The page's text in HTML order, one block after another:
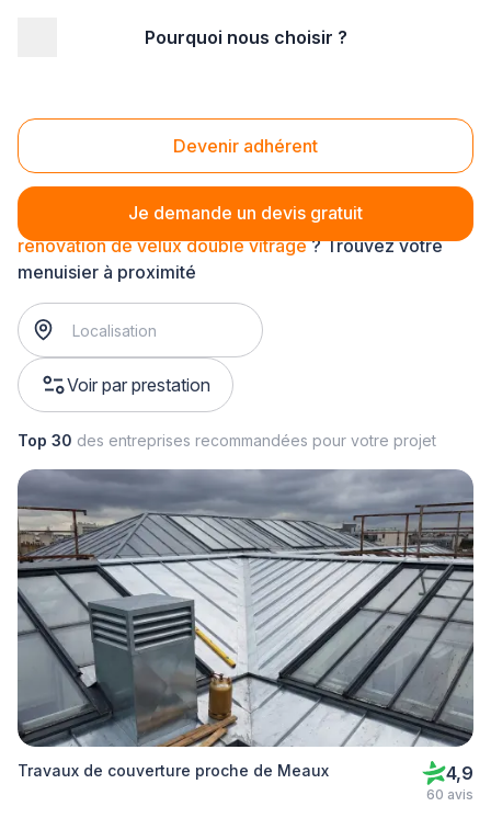
Pourquoi nous choisir ?
Devenir adhérent
Je demande un devis gratuit
Rénovation de velux double vitrage
rénovation de velux double vitrage? Trouvez votre
menuisier à proximité
Voir par prestation
Top 30 des entreprises recommandées pour votre projet
Travaux de couverture proche de Meaux 4,9
60 avis